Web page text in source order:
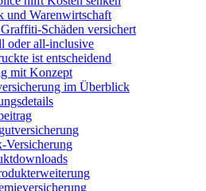
und Warenwirtschaft
Schäden versichert
oder all-inclusive
ist entscheidend
mit Konzept
im Überblick
Versicherung